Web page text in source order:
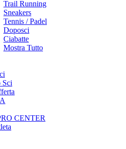
Trail Running
Sneakers
Tennis / Padel
Doposci
Ciabatte
Mostra Tutto
Sci
CENTER